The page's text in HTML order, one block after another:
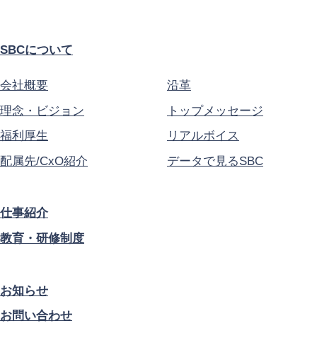
SBCについて
会社概要
沿革
理念・ビジョン
トップメッセージ
福利厚生
リアルボイス
配属先/CxO紹介
データで見るSBC
仕事紹介
教育・研修制度
お知らせ
お問い合わせ